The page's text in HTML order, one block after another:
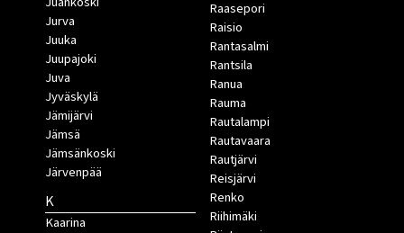
Jurva
Juuka
Juupajoki
Juva
Jyväskylä
Jämijärvi
Jämsä
Jämsänkoski
Järvenpää
K
Kaarina
Raasepori
Raisio
Rantasalmi
Rantsila
Ranua
Rauma
Rautalampi
Rautavaara
Rautjärvi
Reisjärvi
Renko
Riihimäki